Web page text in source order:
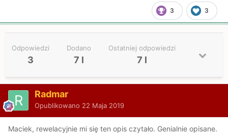
3 3
Odpowiedzi
3
Dodano
7 l
Ostatniej odpowiedzi
7 l
Radmar
Opublikowano 22 Maja 2019
Maciek, rewelacyjnie mi się ten opis czytało. Genialnie opisane.